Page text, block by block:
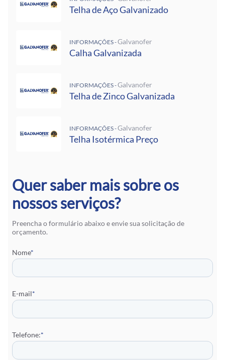
Telha de Aço Galvanizado
INFORMAÇÕES -Galvanofer
Calha Galvanizada
INFORMAÇÕES -Galvanofer
Telha de Zinco Galvanizada
INFORMAÇÕES -Galvanofer
Telha Isotérmica Preço
Quer saber mais sobre os
nossos serviços?
Preencha o formulário abaixo e envie sua solicitação de
orçamento.
Nome*
E-mail*
Telefone:*